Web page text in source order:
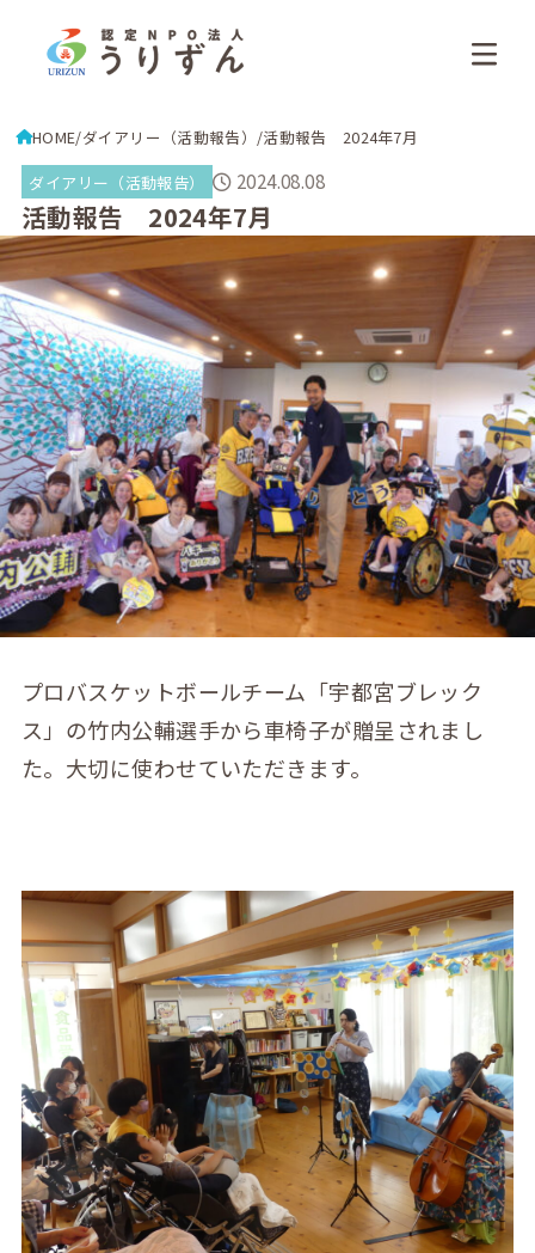
HOME ダイアリー（活動報告） 活動報告 2024年7月
ダイアリー（活動報告） 2024.08.08
活動報告 2024年7月
プロバスケットボールチーム「宇都宮ブレック
ス」の竹内公輔選手から車椅子が贈呈されまし
た。大切に使わせていただきます。